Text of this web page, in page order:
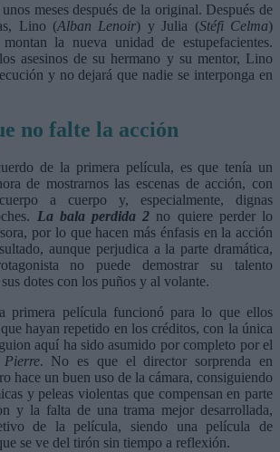
meses después de la original. Después de
Lino (Alban Lenoir) y Julia (Stéfi Celma)
la nueva unidad de estupefacientes.
asesinos de su hermano y su mentor, Lino
y no dejará que nadie se interponga en
no falte la acción
de la primera película, es que tenía un
de mostrarnos las escenas de acción, con
a cuerpo y, especialmente, dignas
La bala perdida 2 no quiere perder lo
por lo que hacen más énfasis en la acción
aunque perjudica a la parte dramática,
no puede demostrar su talento
dotes con los puños y al volante.
primera película funcionó para lo que ellos
hayan repetido en los créditos, con la única
aquí ha sido asumido por completo por el
. No es que el director sorprenda en
hace un buen uso de la cámara, consiguiendo
y peleas violentas que compensan en parte
y la falta de una trama mejor desarrollada,
de la película, siendo una película de
se ve del tirón sin tiempo a reflexión.